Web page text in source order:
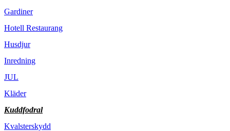
Gardiner
Hotell Restaurang
Husdjur
Inredning
JUL
Kläder
Kuddfodral
Kvalsterskydd